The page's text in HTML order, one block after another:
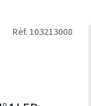
Rèf. 103213008